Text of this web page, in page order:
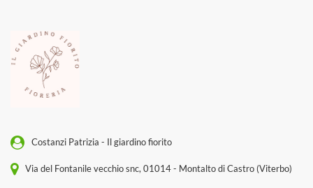
Costanzi Patrizia - Il giardino fiorito
Via del Fontanile vecchio snc, 01014 - Montalto di Castro (Viterbo)